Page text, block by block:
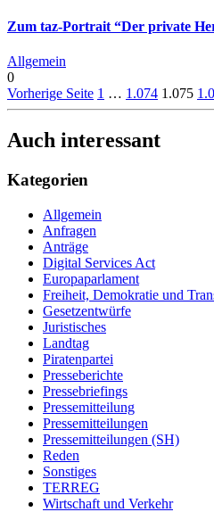
Zum taz-Portrait “Der private
Allgemein
0
Vorherige Seite 1 … 1.074 1.075
Auch interessant
Kategorien
Allgemein
Anfragen
Anträge
Digital Services Act
Europaparlament
Freiheit, Demokratie und
Gesetzentwürfe
Juristisches
Landtag
Piratenpartei
Presseberichte
Pressebriefings
Pressemitteilung
Pressemitteilungen
Pressemitteilungen (SH)
Reden
Sonstiges
TERREG
Wirtschaft und Verkehr